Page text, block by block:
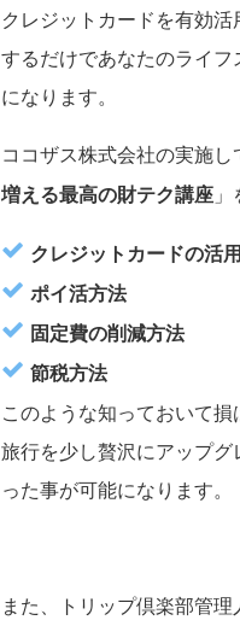
クレジットカードを有効
するだけであなたのライ
になります。
ココザス株式会社の実施し
増える最高の財テク講座
クレジットカードの活
ポイ活方法
固定費の削減方法
節税方法
このような知っておいて
旅行を少し贅沢にアップ
った事が可能になります。
また、トリップ倶楽部管